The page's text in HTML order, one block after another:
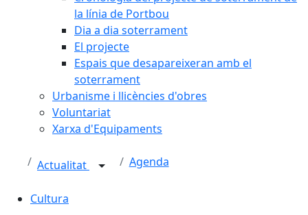
la línia de Portbou
Dia a dia soterrament
El projecte
Espais que desapareixeran amb el
soterrament
Urbanisme i llicències d'obres
Voluntariat
Xarxa d'Equipaments
Actualitat Agenda
Cultura